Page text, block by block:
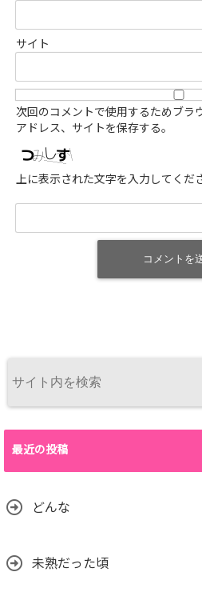
サイト
次回のコメントで使用するためブラ
アドレス、サイトを保存する。
上に表示された文字を入力してくだ
最近の投稿
どんな
未熟だった頃